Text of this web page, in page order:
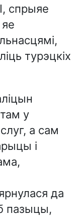
спрыяе
турэцкіх
у
а сам
і
да
пазыцы,